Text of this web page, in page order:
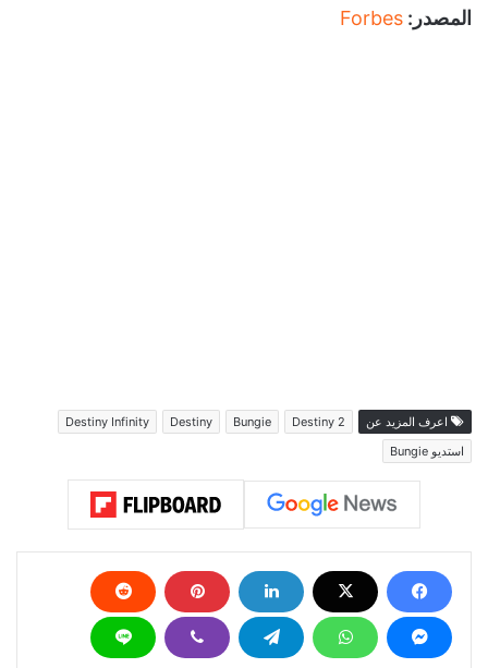
المصدر: Forbes
اعرف المزيد عن 2 Destiny
Bungie
Destiny
Destiny Infinity
استديو Bungie